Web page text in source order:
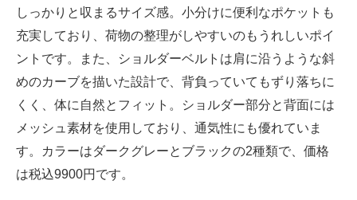
しっかりと収まるサイズ感。小分けに便利なポケットも
充実しており、荷物の整理がしやすいのもうれしいポイ
ントです。また、ショルダーベルトは肩に沿うような斜
めのカーブを描いた設計で、背負っていてもずり落ちに
くく、体に自然とフィット。ショルダー部分と背面には
メッシュ素材を使用しており、通気性にも優れていま
す。カラーはダークグレーとブラックの2種類で、価格
は税込9900円です。